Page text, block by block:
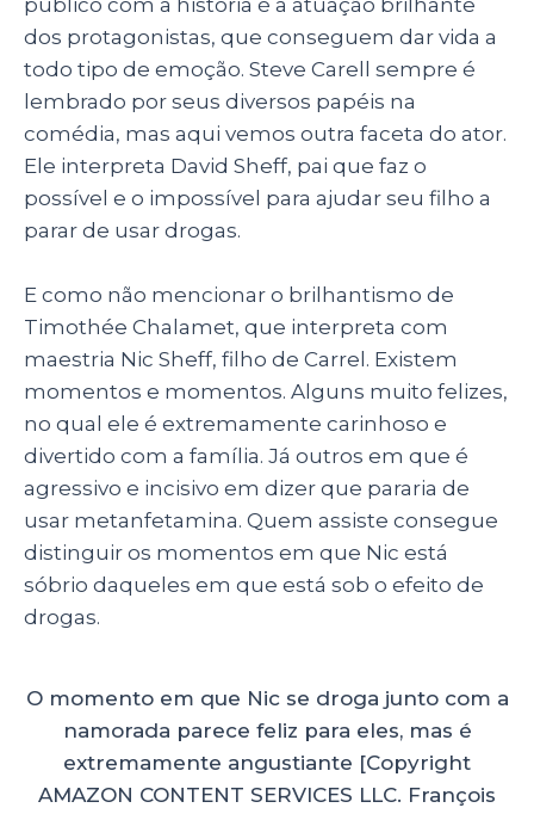
público com a história é a atuação brilhante
dos protagonistas, que conseguem dar vida a
todo tipo de emoção. Steve Carell sempre é
lembrado por seus diversos papéis na
comédia, mas aqui vemos outra faceta do ator.
Ele interpreta David Sheff, pai que faz o
possível e o impossível para ajudar seu filho a
parar de usar drogas.
E como não mencionar o brilhantismo de
Timothée Chalamet, que interpreta com
maestria Nic Sheff, filho de Carrel. Existem
momentos e momentos. Alguns muito felizes,
no qual ele é extremamente carinhoso e
divertido com a família. Já outros em que é
agressivo e incisivo em dizer que pararia de
usar metanfetamina. Quem assiste consegue
distinguir os momentos em que Nic está
sóbrio daqueles em que está sob o efeito de
drogas.
O momento em que Nic se droga junto com a
namorada parece feliz para eles, mas é
extremamente angustiante [Copyright
AMAZON CONTENT SERVICES LLC. François